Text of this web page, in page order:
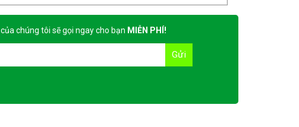
của chúng tôi sẽ gọi ngay cho bạn MIỄN PHÍ!